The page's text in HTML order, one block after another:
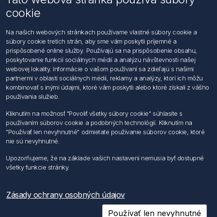
Kontaktujte nás
Informácie
Imprint
Vyhlásenie k ochrane údajov
Všeobecné dodacie a obchodné podmienky
Obchodný zástupca
Môj účet
Môj účet
Objednávky
Adresy
cookie
Na našich webových stránkach používame vlastné súbory cookie a
súbory cookie tretích strán, aby sme vám poskytli príjemné a
prispôsobené online služby. Používajú sa na prispôsobenie obsahu,
poskytovanie funkcií sociálnych médií a analýzu návštevnosti našej
webovej lokality. Informácie o vašom používaní sa zdieľajú s našimi
partnermi v oblasti sociálnych médií, reklamy a analýzy, ktorí ich môžu
kombinovať s inými údajmi, ktoré vám poskytli alebo ktoré získali z vášho
používania služieb.
Kliknutím na možnosť "Povoliť všetky súbory cookie" súhlasíte s
používaním súborov cookie a podobných technológií. Kliknutím na
"Používať len nevyhnutné" odmietate používanie súborov cookie, ktoré
nie sú nevyhnutné.
Upozorňujeme, že na základe vašich nastavení nemusia byť dostupné
všetky funkcie stránky.
Zásady ochrany osobných údajov
Používať len nevyhnutné